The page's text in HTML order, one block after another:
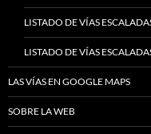
LISTADO DE VÍAS
LISTADO DE VÍAS
LAS VÍAS EN GOOGLE MAPS
SOBRE LA WEB